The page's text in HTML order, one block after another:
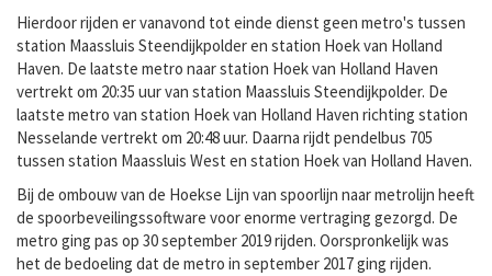
Hierdoor rijden er vanavond tot einde dienst geen metro's tussen
station Maassluis Steendijkpolder en station Hoek van Holland
Haven. De laatste metro naar station Hoek van Holland Haven
vertrekt om 20:35 uur van station Maassluis Steendijkpolder. De
laatste metro van station Hoek van Holland Haven richting station
Nesselande vertrekt om 20:48 uur. Daarna rijdt pendelbus 705
tussen station Maassluis West en station Hoek van Holland Haven.
Bij de ombouw van de Hoekse Lijn van spoorlijn naar metrolijn heeft
de spoorbeveilingssoftware voor enorme vertraging gezorgd. De
metro ging pas op 30 september 2019 rijden. Oorspronkelijk was
het de bedoeling dat de metro in september 2017 ging rijden.